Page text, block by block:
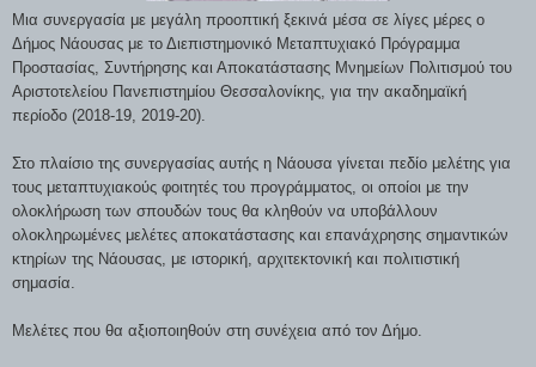
Μια συνεργασία με μεγάλη προοπτική ξεκινά μέσα σε λίγες μέρες ο
Δήμος Νάουσας με το Διεπιστημονικό Μεταπτυχιακό Πρόγραμμα
Προστασίας, Συντήρησης και Αποκατάστασης Μνημείων Πολιτισμού του
Αριστοτελείου Πανεπιστημίου Θεσσαλονίκης, για την ακαδημαϊκή
περίοδο (2018-19, 2019-20).
Στο πλαίσιο της συνεργασίας αυτής η Νάουσα γίνεται πεδίο μελέτης για
τους μεταπτυχιακούς φοιτητές του προγράμματος, οι οποίοι με την
ολοκλήρωση των σπουδών τους θα κληθούν να υποβάλλουν
ολοκληρωμένες μελέτες αποκατάστασης και επανάχρησης σημαντικών
κτηρίων της Νάουσας, με ιστορική, αρχιτεκτονική και πολιτιστική
σημασία.
Μελέτες που θα αξιοποιηθούν στη συνέχεια από τον Δήμο.